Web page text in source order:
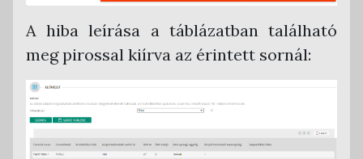
A hiba leírása a táblázatban található
meg pirossal kiírva az érintett sornál: